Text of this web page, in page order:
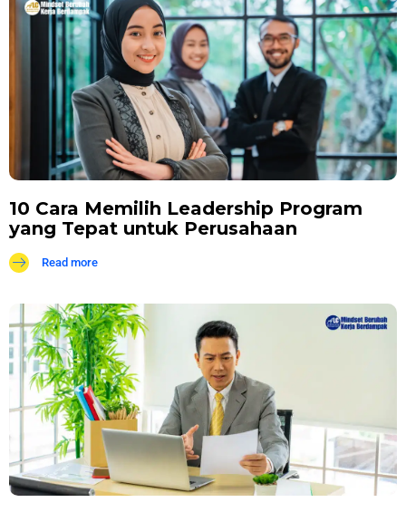
10 Cara Memilih Leadership Program
yang Tepat untuk Perusahaan
Read more